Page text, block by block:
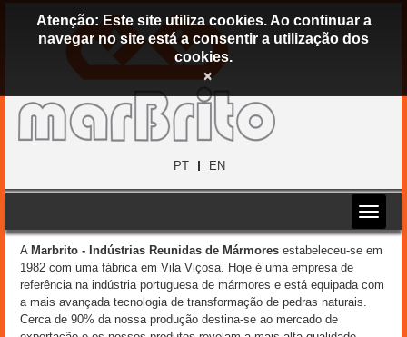
PT EN
A Marbrito - Indústrias Reunidas de Mármores estabeleceu-se em
1982 com uma fábrica em Vila Viçosa. Hoje é uma empresa de
referência na indústria portuguesa de mármores e está equipada com
a mais avançada tecnologia de transformação de pedras naturais.
Cerca de 90% da nossa produção destina-se ao mercado de
Atenção: Este site utiliza cookies. Ao continuar a
navegar no site está a consentir a utilização dos
cookies.
×